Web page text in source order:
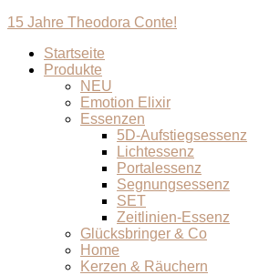
15 Jahre Theodora Conte!
Startseite
Produkte
NEU
Emotion Elixir
Essenzen
5D-Aufstiegsessenz
Lichtessenz
Portalessenz
Segnungsessenz
SET
Zeitlinien-Essenz
Glücksbringer & Co
Home
Kerzen & Räuchern